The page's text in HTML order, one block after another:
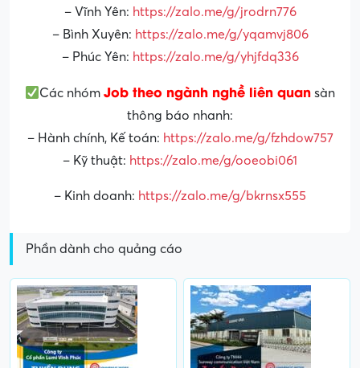
– Vĩnh Yên: https://zalo.me/g/jrodrn776
– Bình Xuyên: https://zalo.me/g/yqamvj806
– Phúc Yên: https://zalo.me/g/yhjfdq336
Các nhómJob theo ngành nghề liên quan sàn
thông báo nhanh:
– Hành chính, Kế toán: https://zalo.me/g/fzhdow757
– Kỹ thuật: https://zalo.me/g/ooeobi061
– Kinh doanh: https://zalo.me/g/bkrnsx555
Phần dành cho quảng cáo